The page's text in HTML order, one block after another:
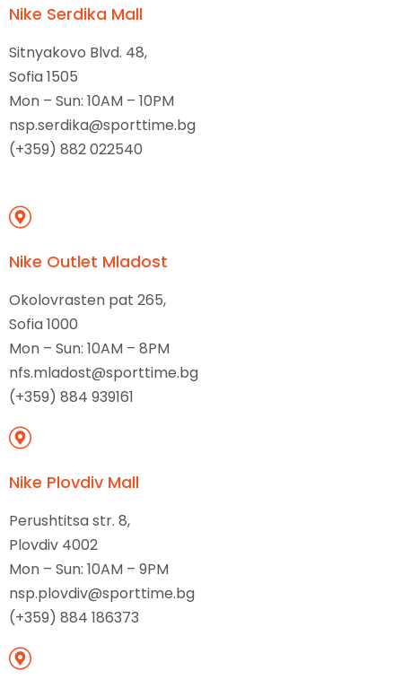
Nike Serdika Mall
Sitnyakovo Blvd. 48,
Sofia 1505
Mon – Sun: 10AM – 10PM
nsp.serdika@sporttime.bg
(+359) 882 022540
Nike Outlet Mladost
Okolovrasten pat 265,
Sofia 1000
Mon – Sun: 10AM – 8PM
nfs.mladost@sporttime.bg
(+359) 884 939161
Nike Plovdiv Mall
Perushtitsa str. 8,
Plovdiv 4002
Mon – Sun: 10AM – 9PM
nsp.plovdiv@sporttime.bg
(+359) 884 186373